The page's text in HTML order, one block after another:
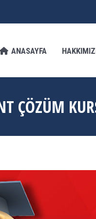
ANASAYFA
ÇÖZÜM